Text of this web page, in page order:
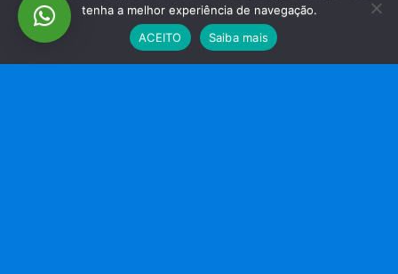
tenha a melhor experiência de navegação.
ACEITO
Saiba mais